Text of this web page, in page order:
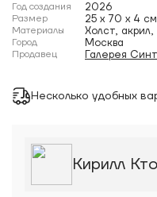
Год создания 2026
Размер 25 x 70 x 4 см
Материалы Холст,
Город Москва
Продавец Галерея
Несколько удобных
Кирилл Кто